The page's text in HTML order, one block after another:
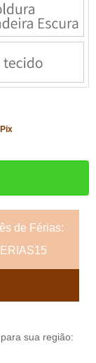
de Férias:
sua região: